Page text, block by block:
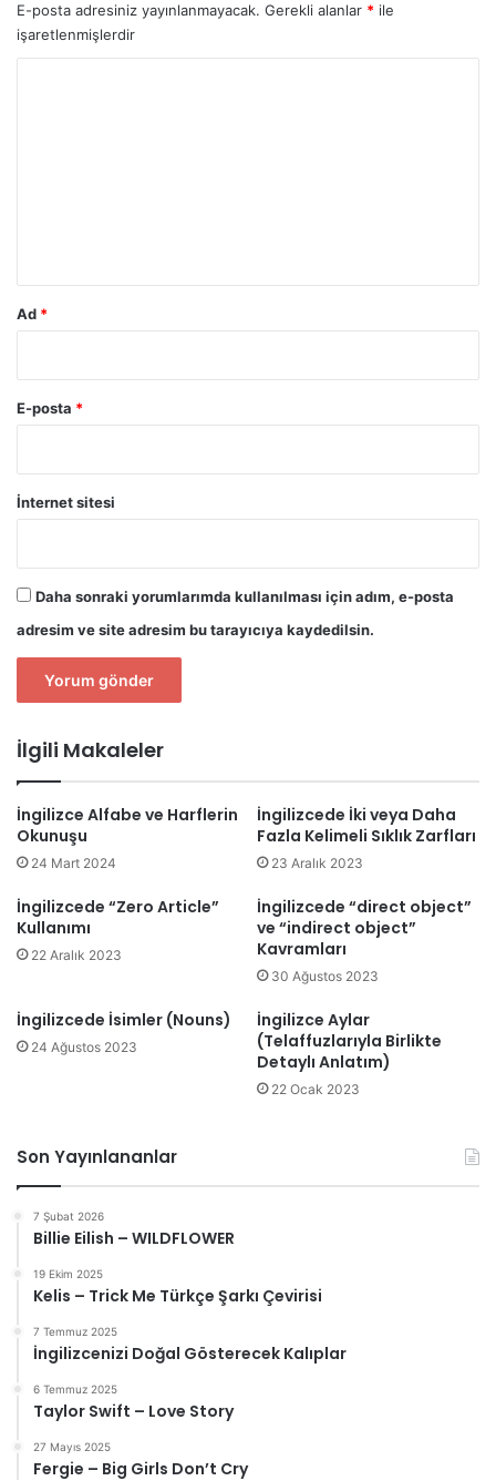
E-posta adresiniz yayınlanmayacak. Gerekli alanlar * ile
işaretlenmişlerdir
Ad *
E-posta *
İnternet sitesi
Daha sonraki yorumlarımda kullanılması için adım, e-posta
adresim ve site adresim bu tarayıcıya kaydedilsin.
İlgili Makaleler
İngilizce Alfabe ve Harflerin
Okunuşu
24 Mart 2024
İngilizcede İki veya Daha
Fazla Kelimeli Sıklık Zarfları
23 Aralık 2023
İngilizcede “Zero Article”
Kullanımı
22 Aralık 2023
İngilizcede “direct object”
ve “indirect object”
Kavramları
30 Ağustos 2023
İngilizcede İsimler (Nouns)
24 Ağustos 2023
İngilizce Aylar
(Telaffuzlarıyla Birlikte
Detaylı Anlatım)
22 Ocak 2023
Son Yayınlananlar
7 Şubat 2026
Billie Eilish – WILDFLOWER
19 Ekim 2025
Kelis – Trick Me Türkçe Şarkı Çevirisi
7 Temmuz 2025
İngilizcenizi Doğal Gösterecek Kalıplar
6 Temmuz 2025
Taylor Swift – Love Story
27 Mayıs 2025
Fergie – Big Girls Don’t Cry